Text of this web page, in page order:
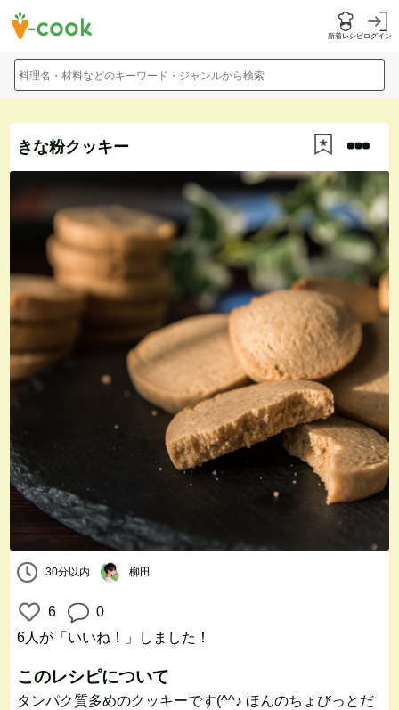
新着レシピログイン
料理名・材料などのキーワード・ジャンルから検索
きな粉クッキー
30分以内 柳田
6
0
6人 が「いいね！」しました！
このレシピについて
タンパク質多めのクッキーです(^^♪ ほんのちょびっとだ